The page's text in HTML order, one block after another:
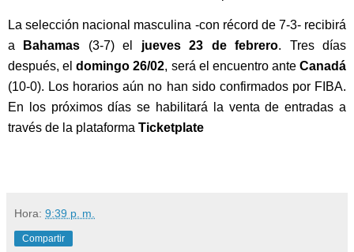
La selección nacional masculina -con récord de 7-3- recibirá
a
Bahamas (3-7) el jueves 23 de febrero. Tres días
después, el domingo 26/02, será el encuentro ante Canadá
(10-0). Los horarios aún no han sido confirmados por FIBA.
En los próximos días se habilitará la venta de entradas a
través de la plataforma Ticketplate
Hora: 9:39 p. m.
Compartir